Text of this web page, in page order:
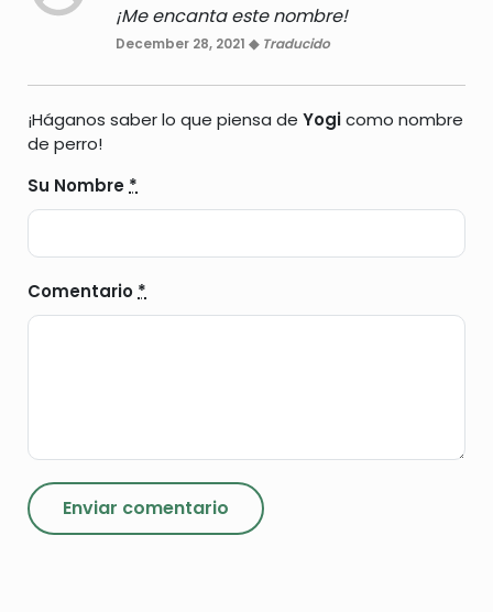
¡Me encanta este nombre!
December 28, 2021 ◆ Traducido
¡Háganos saber lo que piensa de Yogicomo nombre
de perro!
Su Nombre *
Comentario *